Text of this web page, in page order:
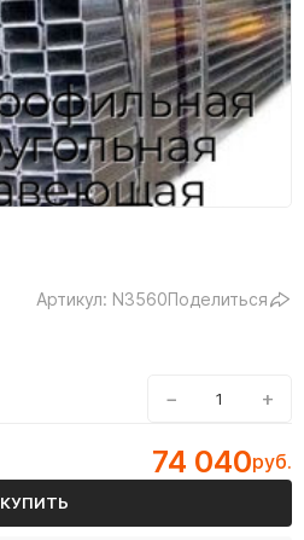
Артикул: N3560Поделиться
− +
74 040руб.
КУПИТЬ